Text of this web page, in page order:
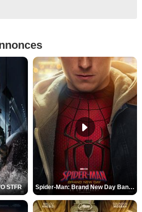
STFR Spider-Man: Brand New Day Bande-annonce VO STFR